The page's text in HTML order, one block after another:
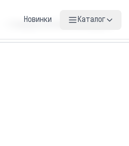
Новинки Каталог
Стикерпак А6 Saint Petersburg #1